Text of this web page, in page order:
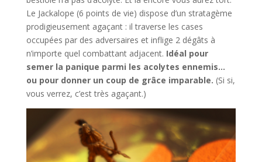
Le Jackalope (6 points de vie) dispose d’un stratagème
prodigieusement agaçant : il traverse les cases
occupées par des adversaires et inflige 2 dégâts à
n’importe quel combattant adjacent. Idéal pour
semer la panique parmi les acolytes ennemis…
ou pour donner un coup de grâce imparable. (Si si,
vous verrez, c’est très agaçant.)